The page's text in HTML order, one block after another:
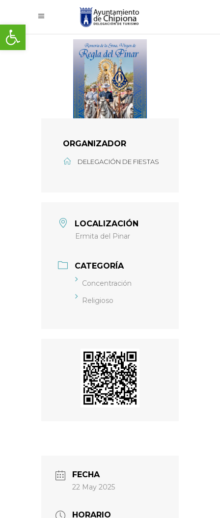
Abrir barra de herramientas
ORGANIZADOR
DELEGACIÓN DE FIESTAS
LOCALIZACIÓN
Ermita del Pinar
CATEGORÍA
Concentración
Religioso
FECHA
22 May 2025
HORARIO